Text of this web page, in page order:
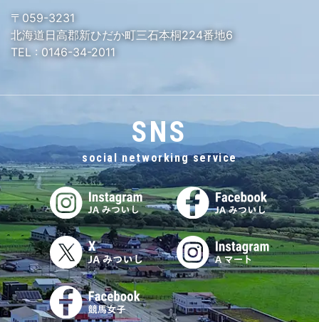
〒059-3231
北海道日高郡新ひだか町三石本桐224番地6
TEL : 0146-34-2011
SNS
social networking service